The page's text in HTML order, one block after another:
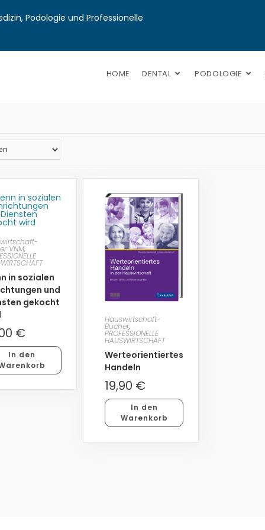
Podologie und Professionelle
HOME DENTAL PODOLOGIE
VNM,
in sozialen
und
gekocht
€
In den
Hauswirtschaft-
Bücher,
PROFESSIONELLE
HAUSWIRTSCHAFT
Werteorientiertes
Handeln
19,90 €
In den
Warenkorb